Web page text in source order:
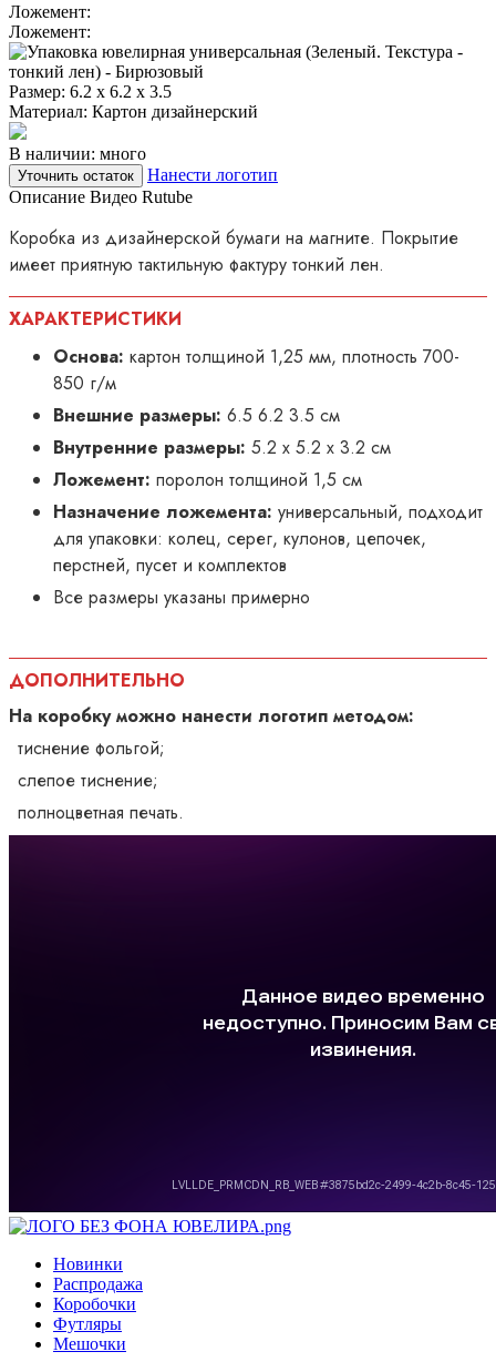
Ложемент:
Ложемент:
Размер: 6.2 х 6.2 х 3.5
Материал: Картон дизайнерский
В наличии: много
Уточнить остаток
Нанести логотип
Описание Видео Rutube
Коробка из дизайнерской бумаги на магните. Покрытие
имеет приятную тактильную фактуру тонкий лен.
ХАРАКТЕРИСТИКИ
Основа: картон толщиной 1,25 мм, плотность 700-
850 г/м
Внешние размеры: 6.5 6.2 3.5 см
Внутренние размеры: 5.2 х 5.2 х 3.2 см
Ложемент: поролон толщиной 1,5 см
Назначение ложемента: универсальный, подходит
для упаковки: колец, серег, кулонов, цепочек,
перстней, пусет и комплектов
Все размеры указаны примерно
ДОПОЛНИТЕЛЬНО
На коробку можно нанести логотип методом:
тиснение фольгой;
слепое тиснение;
полноцветная печать.
Новинки
Распродажа
Коробочки
Футляры
Мешочки